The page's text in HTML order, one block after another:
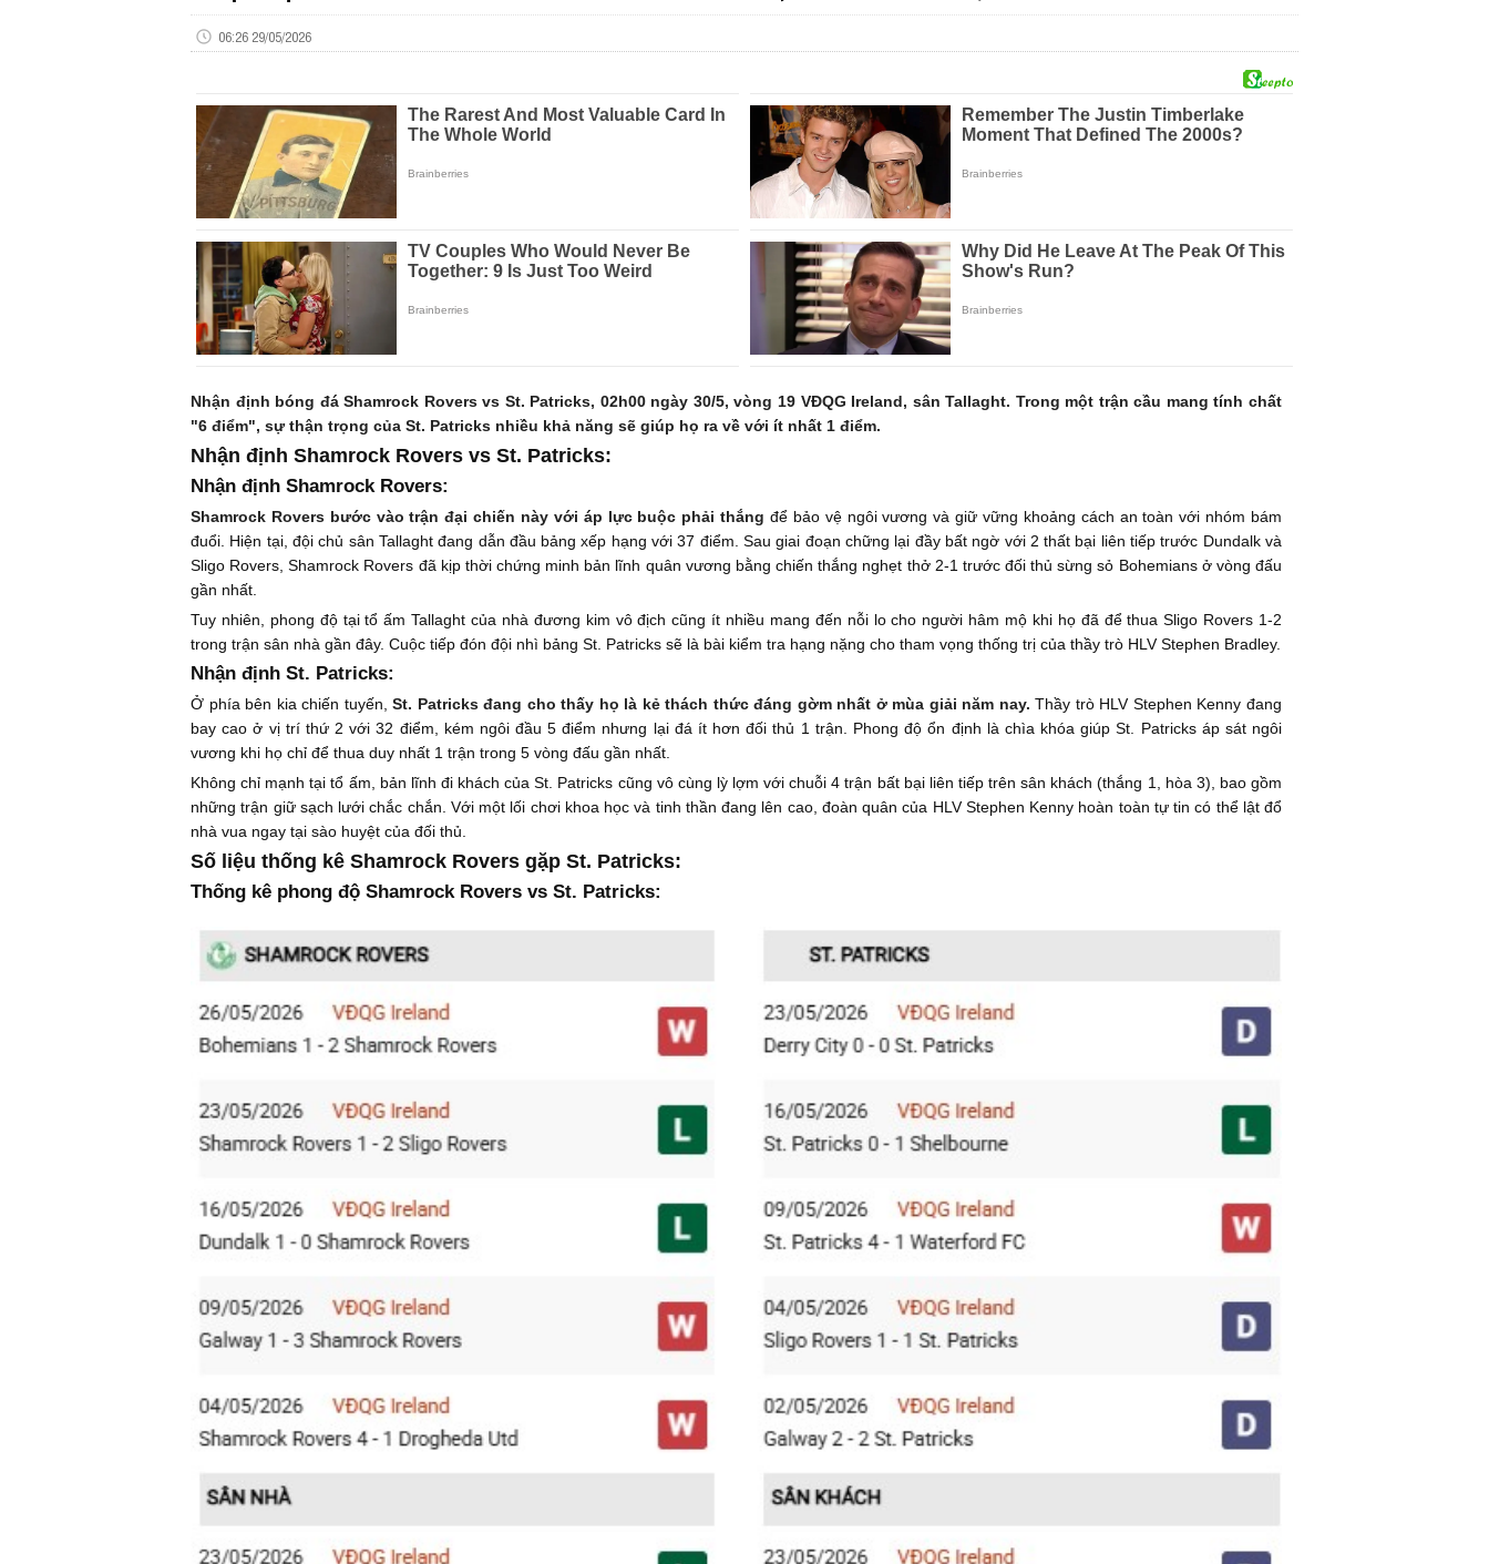
06:26 29/05/2026
Nhận định bóng đá Shamrock Rovers vs St. Patricks, 02h00 ngày 30/5, vòng 19 VĐQG Ireland, sân Tallaght. Trong một trận cầu mang tính chất
"6 điểm", sự thận trọng của St. Patricks nhiều khả năng sẽ giúp họ ra về với ít nhất 1 điểm.
Nhận định Shamrock Rovers vs St. Patricks:
Nhận định Shamrock Rovers:
Shamrock Rovers bước vào trận đại chiến này với áp lực buộc phải thắng để bảo vệ ngôi vương và giữ vững khoảng cách an toàn với nhóm bám
đuổi. Hiện tại, đội chủ sân Tallaght đang dẫn đầu bảng xếp hạng với 37 điểm. Sau giai đoạn chững lại đầy bất ngờ với 2 thất bại liên tiếp trước Dundalk và
Sligo Rovers, Shamrock Rovers đã kịp thời chứng minh bản lĩnh quân vương bằng chiến thắng nghẹt thở 2-1 trước đối thủ sừng sỏ Bohemians ở vòng đấu
gần nhất.
Tuy nhiên, phong độ tại tổ ấm Tallaght của nhà đương kim vô địch cũng ít nhiều mang đến nỗi lo cho người hâm mộ khi họ đã để thua Sligo Rovers 1-2
trong trận sân nhà gần đây. Cuộc tiếp đón đội nhì bảng St. Patricks sẽ là bài kiểm tra hạng nặng cho tham vọng thống trị của thầy trò HLV Stephen Bradley.
Nhận định St. Patricks:
Ở phía bên kia chiến tuyến, St. Patricks đang cho thấy họ là kẻ thách thức đáng gờm nhất ở mùa giải năm nay.Thầy trò HLV Stephen Kenny đang
bay cao ở vị trí thứ 2 với 32 điểm, kém ngôi đầu 5 điểm nhưng lại đá ít hơn đối thủ 1 trận. Phong độ ổn định là chìa khóa giúp St. Patricks áp sát ngôi
vương khi họ chỉ để thua duy nhất 1 trận trong 5 vòng đấu gần nhất.
Không chỉ mạnh tại tổ ấm, bản lĩnh đi khách của St. Patricks cũng vô cùng lỳ lợm với chuỗi 4 trận bất bại liên tiếp trên sân khách (thắng 1, hòa 3), bao gồm
những trận giữ sạch lưới chắc chắn. Với một lối chơi khoa học và tinh thần đang lên cao, đoàn quân của HLV Stephen Kenny hoàn toàn tự tin có thể lật đổ
nhà vua ngay tại sào huyệt của đối thủ.
Số liệu thống kê Shamrock Rovers gặp St. Patricks:
Thống kê phong độ Shamrock Rovers vs St. Patricks: